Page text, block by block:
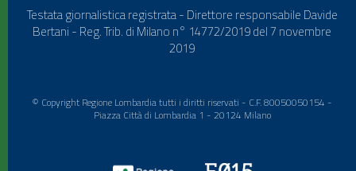
Testata giornalistica registrata - Direttore responsabile Davide
Bertani - Reg. Trib. di Milano n° 14772/2019 del 7 novembre
2019
© Copyright Regione Lombardia tutti i diritti riservati - C.F. 80050050154 -
Piazza Città di Lombardia 1 - 20124 Milano